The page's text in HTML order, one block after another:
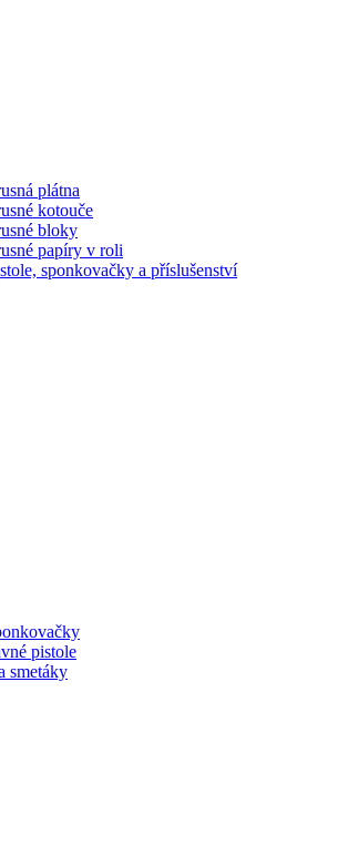
plátna
kotouče
bloky
papíry v roli
sponkovačky a příslušenství
pistole
smetáky